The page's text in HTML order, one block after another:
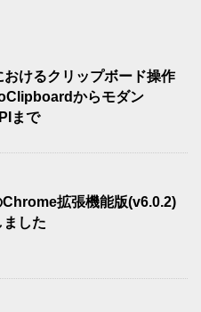
けるクリップボード操作
からモダン
まで
拡張機能版(v6.0.2)
ました